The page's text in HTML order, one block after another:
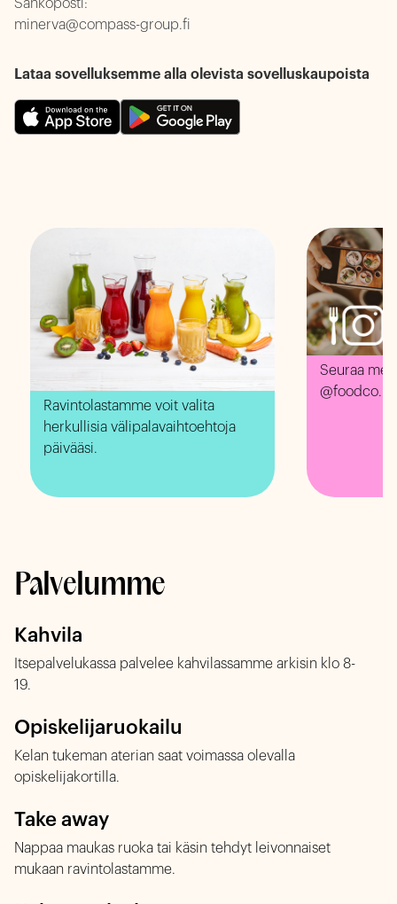
Sähköposti:
minerva@compass-group.fi
Lataa sovelluksemme alla olevista sovelluskaupoista
Ravintolastamme voit valita
herkullisia välipalavaihtoehtoja
päivääsi.
Seuraa
Palvelumme
Kahvila
Itsepalvelukassa palvelee kahvilassamme arkisin klo 8-
19.
Opiskelijaruokailu
Kelan tukeman aterian saat voimassa olevalla
opiskelijakortilla.
Take away
Nappaa maukas ruoka tai käsin tehdyt leivonnaiset
mukaan ravintolastamme.